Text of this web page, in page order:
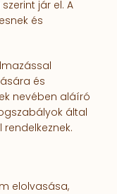
jár el. A
és
és
nevében aláíró
által
elolvasása,